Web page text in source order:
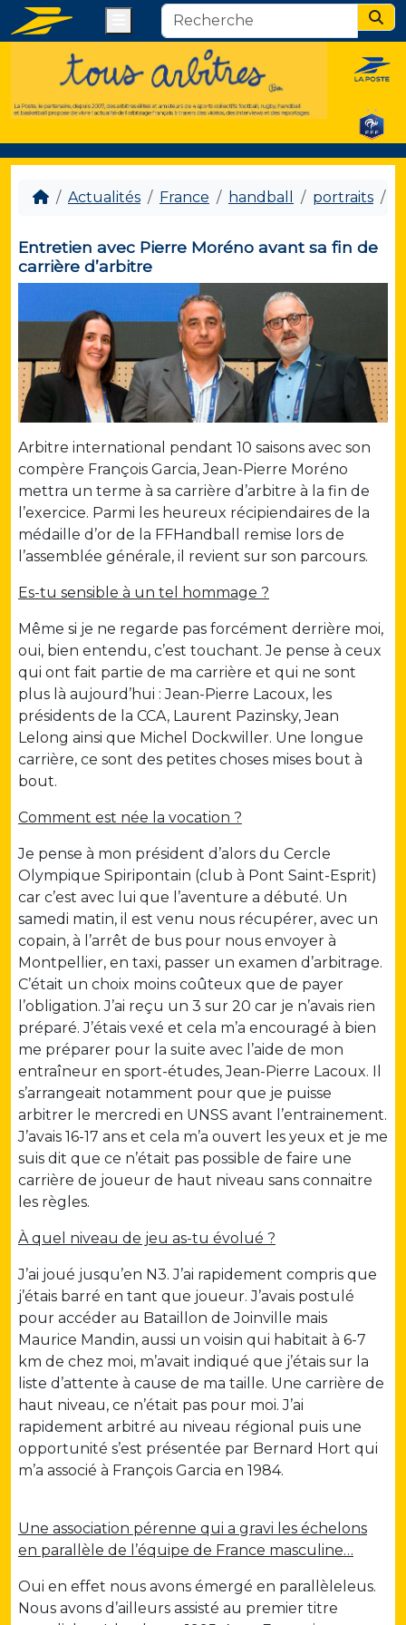
Actualités France handball portraits
Entretien avec Pierre Moréno avant sa fin de
carrière d’arbitre
Arbitre international pendant 10 saisons avec son
compère François Garcia, Jean-Pierre Moréno
mettra un terme à sa carrière d’arbitre à la fin de
l’exercice. Parmi les heureux récipiendaires de la
médaille d’or de la FFHandball remise lors de
l’assemblée générale, il revient sur son parcours.
Es-tu sensible à un tel hommage ?
Même si je ne regarde pas forcément derrière moi,
oui, bien entendu, c’est touchant. Je pense à ceux
qui ont fait partie de ma carrière et qui ne sont
plus là aujourd’hui : Jean-Pierre Lacoux, les
présidents de la CCA, Laurent Pazinsky, Jean
Lelong ainsi que Michel Dockwiller. Une longue
carrière, ce sont des petites choses mises bout à
bout.
Comment est née la vocation ?
Je pense à mon président d’alors du Cercle
Olympique Spiripontain (club à Pont Saint-Esprit)
car c’est avec lui que l’aventure a débuté. Un
samedi matin, il est venu nous récupérer, avec un
copain, à l’arrêt de bus pour nous envoyer à
Montpellier, en taxi, passer un examen d’arbitrage.
C’était un choix moins coûteux que de payer
l’obligation. J’ai reçu un 3 sur 20 car je n’avais rien
préparé. J’étais vexé et cela m’a encouragé à bien
me préparer pour la suite avec l’aide de mon
entraîneur en sport-études, Jean-Pierre Lacoux. Il
s’arrangeait notamment pour que je puisse
arbitrer le mercredi en UNSS avant l’entrainement.
J’avais 16-17 ans et cela m’a ouvert les yeux et je me
suis dit que ce n’était pas possible de faire une
carrière de joueur de haut niveau sans connaitre
les règles.
À quel niveau de jeu as-tu évolué ?
J’ai joué jusqu’en N3. J’ai rapidement compris que
j’étais barré en tant que joueur. J’avais postulé
pour accéder au Bataillon de Joinville mais
Maurice Mandin, aussi un voisin qui habitait à 6-7
km de chez moi, m’avait indiqué que j’étais sur la
liste d’attente à cause de ma taille. Une carrière de
haut niveau, ce n’était pas pour moi. J’ai
rapidement arbitré au niveau régional puis une
opportunité s’est présentée par Bernard Hort qui
m’a associé à François Garcia en 1984.
Une association pérenne qui a gravi les échelons
en parallèle de l’équipe de France masculine…
Oui en effet nous avons émergé en parallèleleus.
Nous avons d’ailleurs assisté au premier titre